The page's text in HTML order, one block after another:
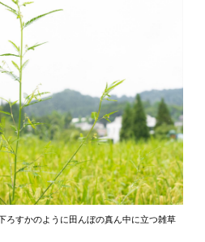
ろすかのように田んぼの真ん中に立つ雑草